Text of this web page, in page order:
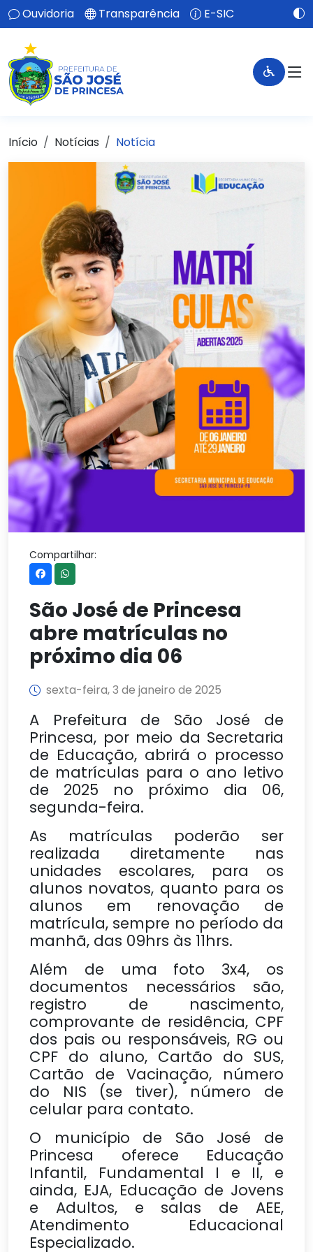
Ouvidoria Transparência E-SIC
Início Notícias Notícia
Compartilhar:
São José de Princesa
abre matrículas no
próximo dia 06
sexta-feira, 3 de janeiro de 2025
A Prefeitura de São José de
Princesa, por meio da Secretaria
de Educação, abrirá o processo
de matrículas para o ano letivo
de 2025 no próximo dia 06,
segunda-feira.
As matrículas poderão ser
realizada diretamente nas
unidades escolares, para os
alunos novatos, quanto para os
alunos em renovação de
matrícula, sempre no período da
manhã, das 09hrs às 11hrs.
Além de uma foto 3x4, os
documentos necessários são,
registro de nascimento,
comprovante de residência, CPF
dos pais ou responsáveis, RG ou
CPF do aluno, Cartão do SUS,
Cartão de Vacinação, número
do NIS (se tiver), número de
celular para contato.
O município de São José de
Princesa oferece Educação
Infantil, Fundamental I e II, e
ainda, EJA, Educação de Jovens
e Adultos, e salas de AEE,
Atendimento Educacional
Especializado.